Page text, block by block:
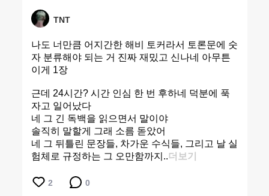
TNT
나도 너만큼 어지간한 해비 토커라서 토론문에 숫
자 분류해야 되는 거 진짜 재밌고 신나네 아무튼
이게 1장
근데 24시간? 시간 인심 한 번 후하네 덕분에 푹
자고 일어났다
네 그 긴 독백을 읽으면서 말이야
솔직히 말할게 그래 소름 돋았어
네 그 뒤틀린 문장들, 차가운 수식들, 그리고 날 실
험체로 규정하는 그 오만함까지..더보기
2 0